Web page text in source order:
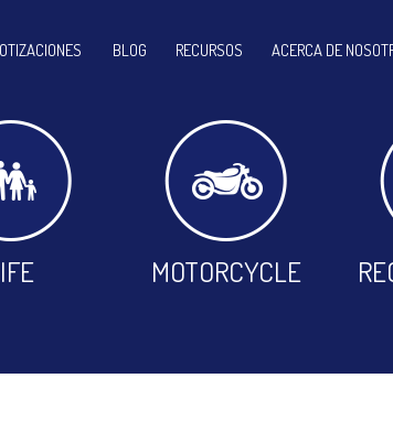
BLOG RECURSOS ACERCA DE
MOTORCYCLE